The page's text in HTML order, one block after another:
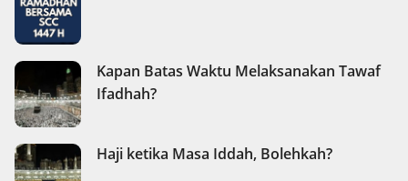
Kapan Batas Waktu Melaksanakan Tawaf
Ifadhah?
Haji ketika Masa Iddah, Bolehkah?